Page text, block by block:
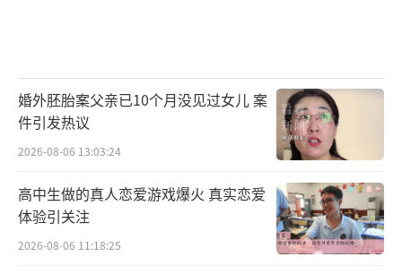
婚外胚胎案父亲已10个月没见过女儿 案
件引发热议
2026-08-06 13:03:24
高中生做的真人恋爱游戏爆火 真实恋爱
体验引关注
2026-08-06 11:18:25